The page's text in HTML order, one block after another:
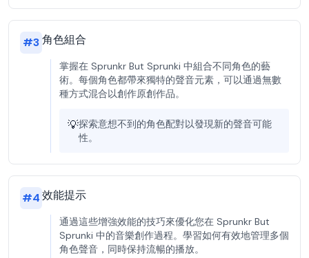
#3角色組合
掌握在 Sprunkr But Sprunki 中組合不同角色的藝
術。每個角色都帶來獨特的聲音元素，可以通過無數
種方式混合以創作原創作品。
💡探索意想不到的角色配對以發現新的聲音可能
性。
#4效能提示
通過這些增強效能的技巧來優化您在 Sprunkr But
Sprunki 中的音樂創作過程。學習如何有效地管理多個
角色聲音，同時保持流暢的播放。